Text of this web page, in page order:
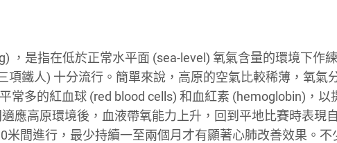
，是指在低於正常水平面 (sea-level) 氧氣含量的環境下作
項鐵人) 十分流行。簡單來說，高原的空氣比較稀薄，氧氣
常多的紅血球 (red blood cells) 和血紅素 (hemoglobin)，以
應高原環境後，血液帶氧能力上升，回到平地比賽時表現
間進行，最少持續一至兩個月才有顯著心肺改善效果。不